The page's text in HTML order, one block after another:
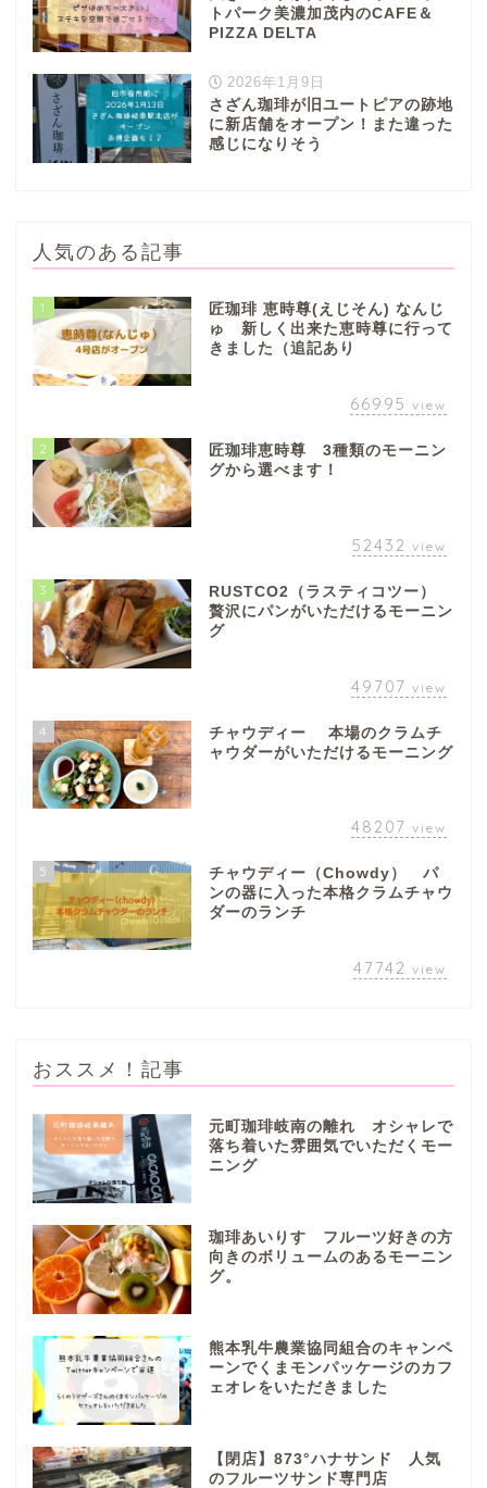
トパーク美濃加茂内のCAFE＆
PIZZA DELTA
2026年1月9日
さざん珈琲が旧ユートピアの跡地
に新店舗をオープン！また違った
感じになりそう
人気のある記事
1
匠珈琲 恵時尊(えじそん) なんじ
ゅ 新しく出来た恵時尊に行って
きました（追記あり
66995 view
2
匠珈琲恵時尊 3種類のモーニン
グから選べます！
52432 view
3
RUSTCO2（ラスティコツー）
贅沢にパンがいただけるモーニン
グ
49707 view
4
チャウディー 本場のクラムチ
ャウダーがいただけるモーニング
48207 view
5
チャウディー（Chowdy） パ
ンの器に入った本格クラムチャウ
ダーのランチ
47742 view
おススメ！記事
元町珈琲岐南の離れ オシャレで
落ち着いた雰囲気でいただくモー
ニング
珈琲あいりす フルーツ好きの方
向きのボリュームのあるモーニン
グ。
熊本乳牛農業協同組合のキャンペ
ーンでくまモンパッケージのカフ
ェオレをいただきました
【閉店】873°ハナサンド 人気
のフルーツサンド専門店
ぎふまるけとは。
ぎふまるけ内の記事と写真
（画像）＆掲載情報につい
岐阜地域
岐阜市
各務原市